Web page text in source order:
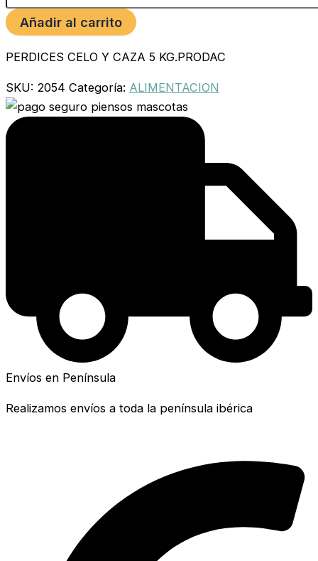
Añadir al carrito
PERDICES CELO Y CAZA 5 KG.PRODAC
SKU: 2054 Categoría: ALIMENTACION
Envíos en Península
Realizamos envíos a toda la península ibérica